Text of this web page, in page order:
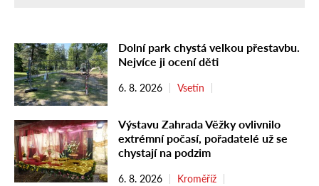
Dolní park chystá velkou přestavbu.
Nejvíce ji ocení děti
6. 8. 2026 Vsetín
Výstavu Zahrada Věžky ovlivnilo
extrémní počasí, pořadatelé už se
chystají na podzim
6. 8. 2026 Kroměříž